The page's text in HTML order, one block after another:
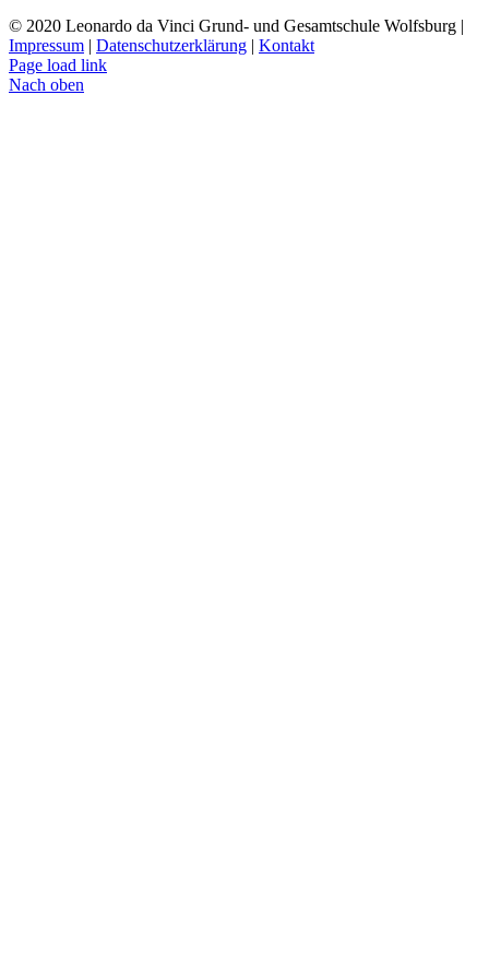
© 2020 Leonardo da Vinci Grund- und Gesamtschule Wolfsburg |
Impressum | Datenschutzerklärung | Kontakt
Page load link
Nach oben